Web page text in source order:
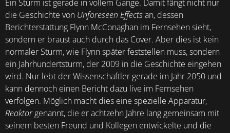
Ein Sturm ist gerade in vollem Gange. Damit fängt nicht nur
die Geschichte von Unforeseen Effectsan, dessen
Berichterstattung Flynn McConaghan im Fernsehen sieht,
sondern er braust auch durch das Cover. Aber dies ist kein
normaler Sturm, wie Flynn später feststellen muss, sondern
ein Jahrhundertsturm, der 2009 in die Geschichte eingehen
wird. Nur lebt der Wissenschaftler gerade im Jahr 2050 und
kann dennoch einen Bericht dazu live im Fernsehen
verfolgen. Möglich macht dies eine spezielle Apparatur,
Reaktorgenannt, die er achtzehn Jahre lang gemeinsam mit
seinem besten Freund und Kollegen entwickelte und die